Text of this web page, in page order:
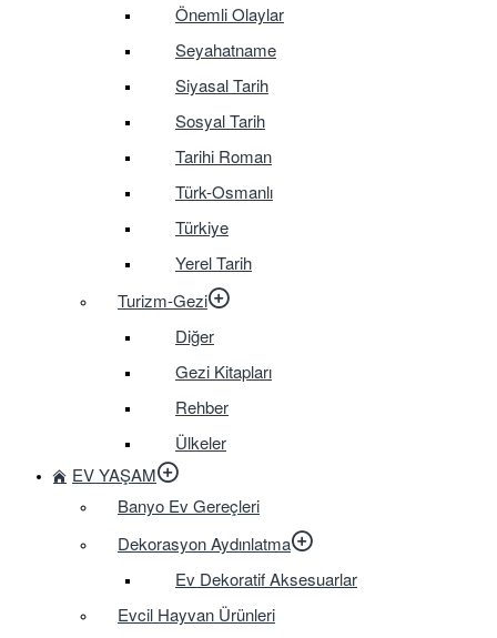
Önemli Olaylar
Seyahatname
Siyasal Tarih
Sosyal Tarih
Tarihi Roman
Türk-Osmanlı
Türkiye
Yerel Tarih
Turizm-Gezi
Diğer
Gezi Kitapları
Rehber
Ülkeler
EV YAŞAM
Banyo Ev Gereçleri
Dekorasyon Aydınlatma
Ev Dekoratif Aksesuarlar
Evcil Hayvan Ürünleri